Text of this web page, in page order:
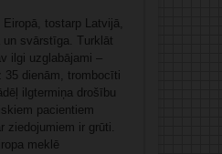
Eiropā, tostarp Latvijā,
un svārstīga. Turklāt
ilgi uzglabājami –
dienām, trombocīti
ilgtermiņa drošību
pacientiem
ziedojumiem ir grūti.
meklē